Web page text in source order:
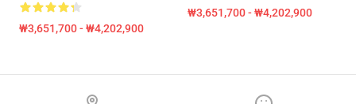
₩3,651,700 - ₩4,202,900
₩3,651,700 - ₩4,202,900